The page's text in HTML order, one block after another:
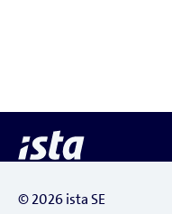
© 2026 ista SE